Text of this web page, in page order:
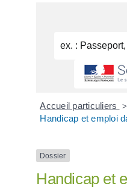
Accueil particuliers >
Handicap et emploi
Dossier
Handicap et